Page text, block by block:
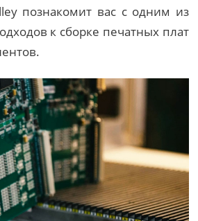
познакомит вас с одним из
к сборке печатных плат